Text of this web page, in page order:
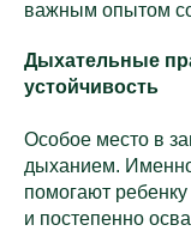
важным опытом
Дыхательные
устойчивость
Особое место в
дыханием.
помогают
и постепенно